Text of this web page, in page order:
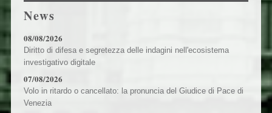
News
08/08/2026
Diritto di difesa e segretezza delle indagini nell'ecosistema
investigativo digitale
07/08/2026
Volo in ritardo o cancellato: la pronuncia del Giudice di Pace di
Venezia